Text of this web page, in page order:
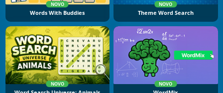
NOVO
Words With Buddies
NOVO
Theme Word Search
NOVO NOVO